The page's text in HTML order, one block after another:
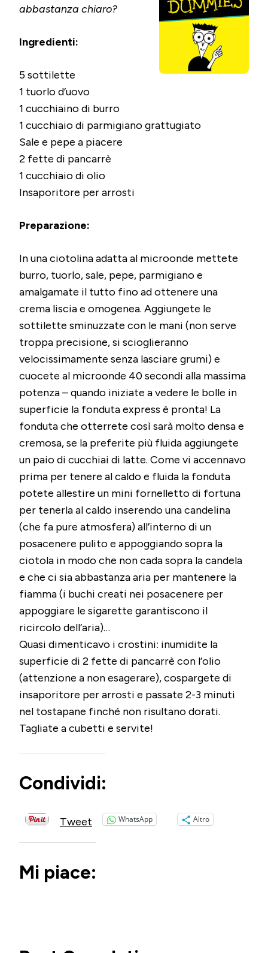
abbastanza chiaro?
Ingredienti:
5 sottilette
1 tuorlo d’uovo
1 cucchiaino di burro
1 cucchiaio di parmigiano grattugiato
Sale e pepe a piacere
2 fette di pancarrè
1 cucchiaio di olio
Insaporitore per arrosti
Preparazione:
In una ciotolina adatta al microonde mettete
burro, tuorlo, sale, pepe, parmigiano e
amalgamate il tutto fino ad ottenere una
crema liscia e omogenea. Aggiungete le
sottilette sminuzzate con le mani (non serve
troppa precisione, si scioglieranno
velocissimamente senza lasciare grumi) e
cuocete al microonde 40 secondi alla massima
potenza – quando iniziate a vedere le bolle in
superficie la fonduta express è pronta! La
fonduta che otterrete così sarà molto densa e
cremosa, se la preferite più fluida aggiungete
un paio di cucchiai di latte. Come vi accennavo
prima per tenere al caldo e fluida la fonduta
potete allestire un mini fornelletto di fortuna
per tenerla al caldo inserendo una candelina
(che fa pure atmosfera) all’interno di un
posacenere pulito e appoggiando sopra la
ciotola in modo che non cada sopra la candela
e che ci sia abbastanza aria per mantenere la
fiamma (i buchi creati nei posacenere per
appoggiare le sigarette garantiscono il
ricircolo dell’aria)…
Quasi dimenticavo i crostini: inumidite la
superficie di 2 fette di pancarrè con l’olio
(attenzione a non esagerare), cospargete di
insaporitore per arrosti e passate 2-3 minuti
nel tostapane finché non risultano dorati.
Tagliate a cubetti e servite!
Condividi:
Tweet WhatsApp Altro
Mi piace: